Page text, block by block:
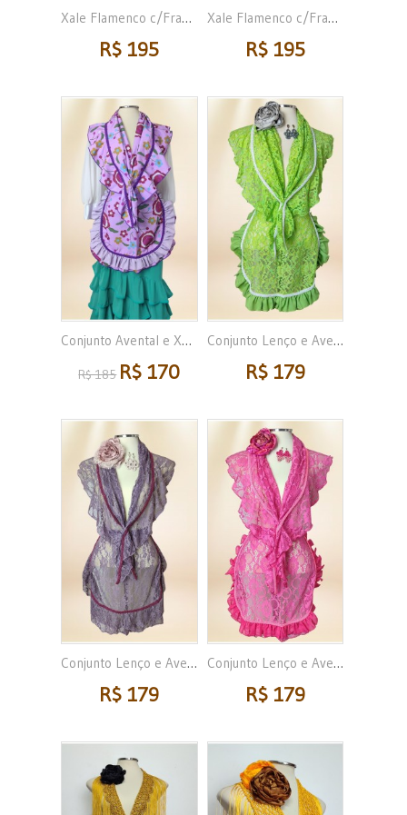
Xale Flamenco c/Franja
R$ 195
Xale Flamenco c/Franja
R$ 195
Conjunto Avental e Xale...
R$ 185 R$ 170
Conjunto Lenço e Avental...
R$ 179
Conjunto Lenço e Avental...
R$ 179
Conjunto Lenço e Avental...
R$ 179